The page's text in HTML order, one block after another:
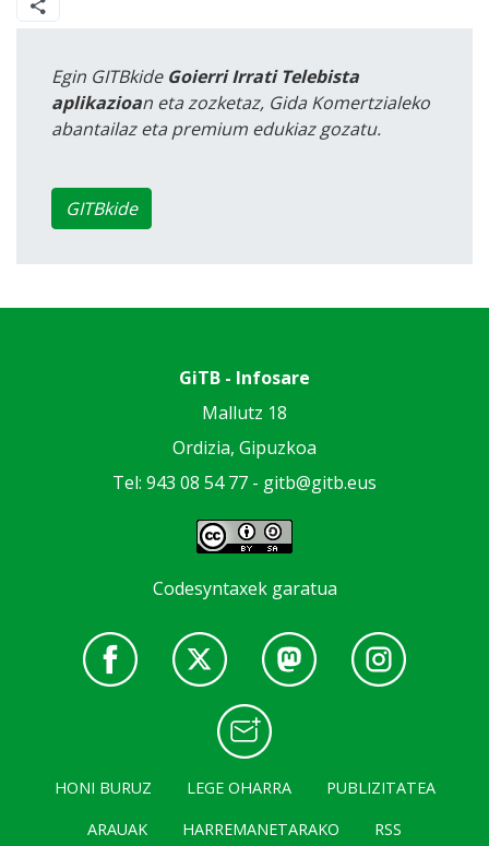
Egin GITBkide Goierri Irrati Telebista
aplikazioan eta zozketaz, Gida Komertzialeko
abantailaz eta premium edukiaz gozatu.
GITBkide
GiTB - Infosare
Mallutz 18
Ordizia, Gipuzkoa
Tel: 943 08 54 77 - gitb@gitb.eus
Codesyntaxek garatua
HONI BURUZ LEGE OHARRA
PUBLIZITATEA
ARAUAK
HARREMANETARAKO RSS